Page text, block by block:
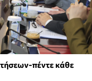
πέντε κάθε